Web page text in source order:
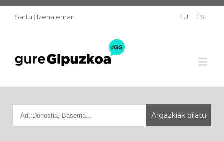
Sartu | Izena eman EU ES